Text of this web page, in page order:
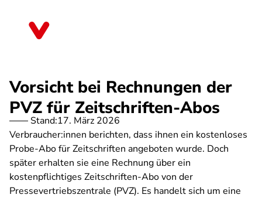
Vorsicht bei Rechnungen der
PVZ für Zeitschriften-Abos
Stand:17. März 2026
Verbraucher:innen berichten, dass ihnen ein kostenloses
Probe-Abo für Zeitschriften angeboten wurde. Doch
später erhalten sie eine Rechnung über ein
kostenpflichtiges Zeitschriften-Abo von der
Pressevertriebszentrale (PVZ). Es handelt sich um eine